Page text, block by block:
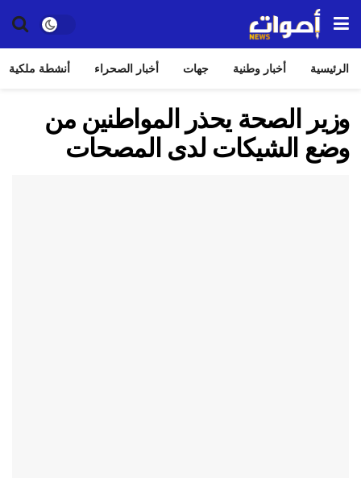
الرئيسية أخبار وطنية جهات أخبار الصحراء أنشطة ملكية
وزير الصحة يحذر المواطنين من
وضع الشيكات لدى المصحات